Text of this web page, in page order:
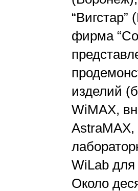
фирма
изделий
WiMAX,
WiLab для
Около